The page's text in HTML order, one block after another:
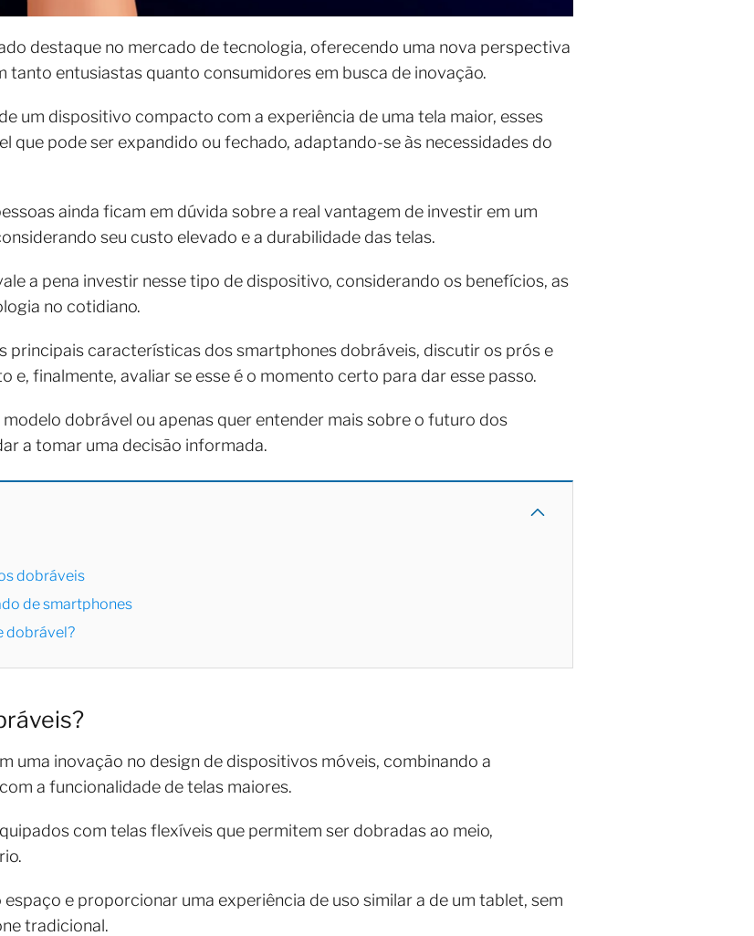
destaque no mercado de tecnologia, oferecendo uma nova perspectiva
tanto entusiastas quanto consumidores em busca de inovação.
um dispositivo compacto com a experiência de uma tela maior, esses
que pode ser expandido ou fechado, adaptando-se às necessidades do
ainda ficam em dúvida sobre a real vantagem de investir em um
seu custo elevado e a durabilidade das telas.
a pena investir nesse tipo de dispositivo, considerando os benefícios, as
no cotidiano.
principais características dos smartphones dobráveis, discutir os prós e
e, finalmente, avaliar se esse é o momento certo para dar esse passo.
dobrável ou apenas quer entender mais sobre o futuro dos
a tomar uma decisão informada.
dobráveis
de smartphones
dobrável?
uma inovação no design de dispositivos móveis, combinando a
a funcionalidade de telas maiores.
com telas flexíveis que permitem ser dobradas ao meio,
e proporcionar uma experiência de uso similar a de um tablet, sem
tradicional.